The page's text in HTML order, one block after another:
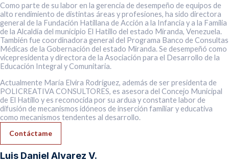
Como parte de su labor en la gerencia de desempeño de equipos de
alto rendimiento de distintas áreas y profesiones, ha sido directora
general de la Fundación Hatillana de Acción a la Infancia y a la Familia
de la Alcaldía del municipio El Hatillo del estado Miranda, Venezuela.
También fue coordinadora general del Programa Banco de Consultas
Médicas de la Gobernación del estado Miranda. Se desempeñó como
vicepresidenta y directora de la Asociación para el Desarrollo de la
Educación Integral y Comunitaria.
Actualmente María Elvira Rodríguez, además de ser presidenta de
POLICREATIVA CONSULTORES, es asesora del Concejo Municipal
de El Hatillo y es reconocida por su ardua y constante labor de
difusión de mecanismos idóneos de inserción familiar y educativa
como mecanismos tendentes al desarrollo.
Contáctame
Luis Daniel Alvarez V.